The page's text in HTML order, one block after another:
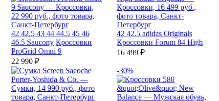
42 42.5 43 44 44.5 45 46
46.5 Saucony Кроссовки
ProGrid Omni 9
22 990 ₽
42 42.5 adidas Originals
Кроссовки Forum 84 High
16 499 ₽
-30%